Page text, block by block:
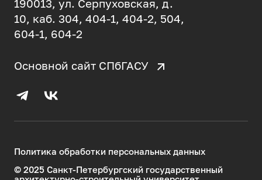
190013, ул. Серпуховская, д.
10, каб. 304, 404-1, 404-2, 504,
604-1, 604-2
Основной сайт СПбГАСУ
Политика обработки персональных данных
© 2025 Санкт-Петербургский государственный